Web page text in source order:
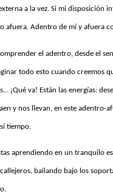
a la vez. Si mi disposición
afuera. Adentro de mí y afuera
el adentro, desde el
todo esto cuando creemos
¡Qué va! Están las energías:
y nos llevan, en este adentro-
tiempo.
aprendiendo en un tranquilo
bailando bajo los